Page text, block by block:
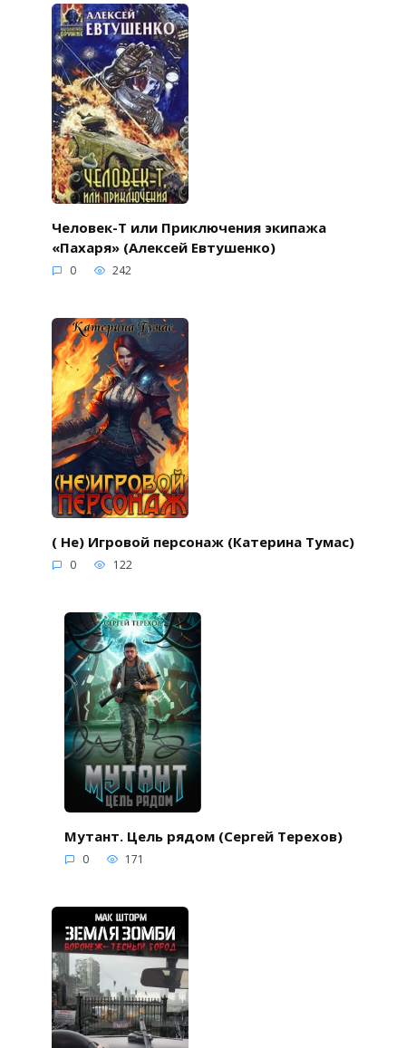
Человек-Т или Приключения экипажа
«Пахаря» (Алексей Евтушенко)
0 242
( Не) Игровой персонаж (Катерина Тумас)
0 122
Мутант. Цель рядом (Сергей Терехов)
0 171